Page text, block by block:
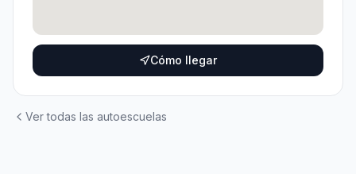
Cómo llegar
Ver todas las autoescuelas